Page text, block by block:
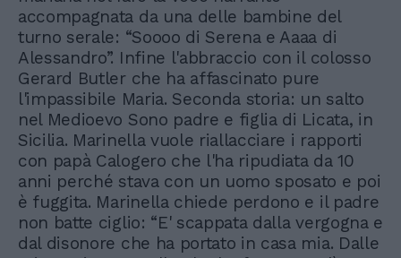
accompagnata da una delle bambine del
turno serale: “Soooo di Serena e Aaaa di
Alessandro”. Infine l'abbraccio con il colosso
Gerard Butler che ha affascinato pure
l'impassibile Maria. Seconda storia: un salto
nel Medioevo Sono padre e figlia di Licata, in
Sicilia. Marinella vuole riallacciare i rapporti
con papà Calogero che l'ha ripudiata da 10
anni perché stava con un uomo sposato e poi
è fuggita. Marinella chiede perdono e il padre
non batte ciglio: “E' scappata dalla vergogna e
dal disonore che ha portato in casa mia. Dalle